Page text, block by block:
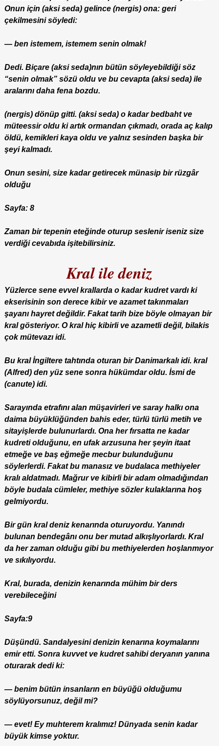
Onun için (aksi seda) gelince (nergis) ona: geri
çekilmesini söyledi:
— ben istemem, istemem senin olmak!
Dedi. Biçare (aksi seda)nın bütün söyleyebildiği söz
“senin olmak” sözü oldu ve bu cevapta (aksi seda) ile
aralarını daha fena bozdu.
(nergis) dönüp gitti. (aksi seda) o kadar bedbaht ve
müteessir oldu ki artık ormandan çıkmadı, orada aç kalıp
öldü, kemikleri kaya oldu ve yalnız sesinden başka bir
şeyi kalmadı.
Onun sesini, size kadar getirecek münasip bir rüzgâr
olduğu
Sayfa: 8
Zaman bir tepenin eteğinde oturup seslenir iseniz size
verdiği cevabıda işitebilirsiniz.
Kral ile deniz
Yüzlerce sene evvel krallarda o kadar kudret vardı ki
ekserisinin son derece kibir ve azamet takınmaları
şayanı hayret değildir. Fakat tarih bize böyle olmayan bir
kral gösteriyor. O kral hiç kibirli ve azametli değil, bilakis
çok mütevazı idi.
Bu kral İngiltere tahtında oturan bir Danimarkalı idi. kral
(Alfred) den yüz sene sonra hükümdar oldu. İsmi de
(canute) idi.
Sarayında etrafını alan müşavirleri ve saray halkı ona
daima büyüklüğünden bahis eder, türlü türlü metih ve
sitayişlerde bulunurlardı. Ona her fırsatta ne kadar
kudreti olduğunu, en ufak arzusuna her şeyin itaat
etmeğe ve baş eğmeğe mecbur bulunduğunu
söylerlerdi. Fakat bu manasız ve budalaca methiyeler
kralı aldatmadı. Mağrur ve kibirli bir adam olmadığından
böyle budala cümleler, methiye sözler kulaklarına hoş
gelmiyordu.
Bir gün kral deniz kenarında oturuyordu. Yanındı
bulunan bendegânı onu ber mutad alkışlıyorlardı. Kral
da her zaman olduğu gibi bu methiyelerden hoşlanmıyor
ve sıkılıyordu.
Kral, burada, denizin kenarında mühim bir ders
verebileceğini
Sayfa:9
Düşündü. Sandalyesini denizin kenarına koymalarını
emir etti. Sonra kuvvet ve kudret sahibi deryanın yanına
oturarak dedi ki:
— benim bütün insanların en büyüğü olduğumu
söylüyorsunuz, değil mi?
— evet! Ey muhterem kralımız! Dünyada senin kadar
büyük kimse yoktur.